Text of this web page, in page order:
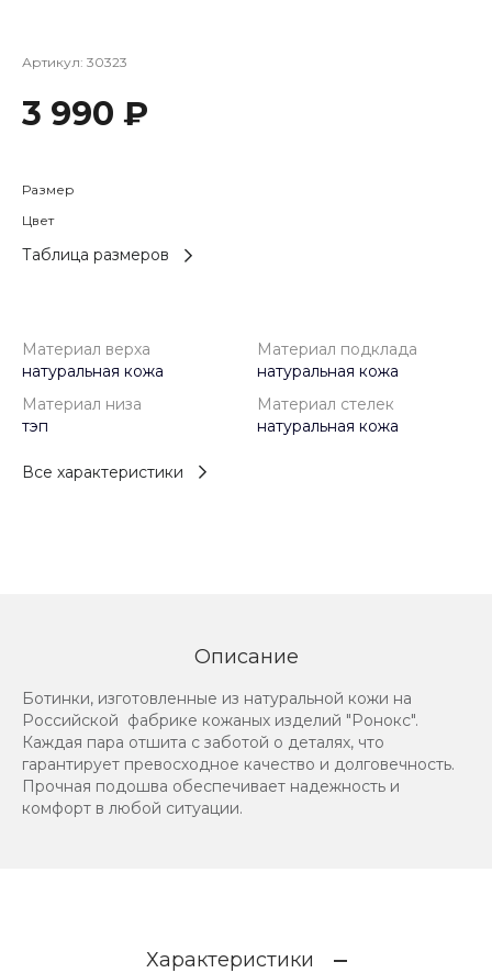
Артикул: 30323
3 990 ₽
Размер
Цвет
Таблица размеров
Материал верха
натуральная кожа
Материал подклада
натуральная кожа
Материал низа
тэп
Материал стелек
натуральная кожа
Все характеристики
Описание
Ботинки, изготовленные из натуральной кожи на
Российской фабрике кожаных изделий "Ронокс".
Каждая пара отшита с заботой о деталях, что
гарантирует превосходное качество и долговечность.
Прочная подошва обеспечивает надежность и
комфорт в любой ситуации.
Характеристики